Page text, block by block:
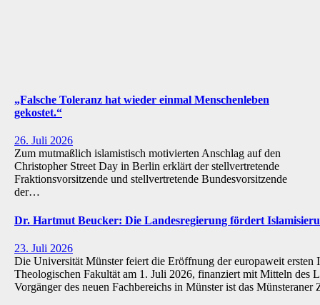
„Falsche Toleranz hat wieder einmal Menschenleben
gekostet.“
26. Juli 2026
Zum mutmaßlich islamistisch motivierten Anschlag auf den
Christopher Street Day in Berlin erklärt der stellvertretende
Fraktionsvorsitzende und stellvertretende Bundesvorsitzende
der…
Dr. Hartmut Beucker: Die Landesregierung fördert
23. Juli 2026
Die Universität Münster feiert die Eröffnung der europaweit ersten
Theologischen Fakultät am 1. Juli 2026, finanziert mit Mitteln des
Vorgänger des neuen Fachbereichs in Münster ist das